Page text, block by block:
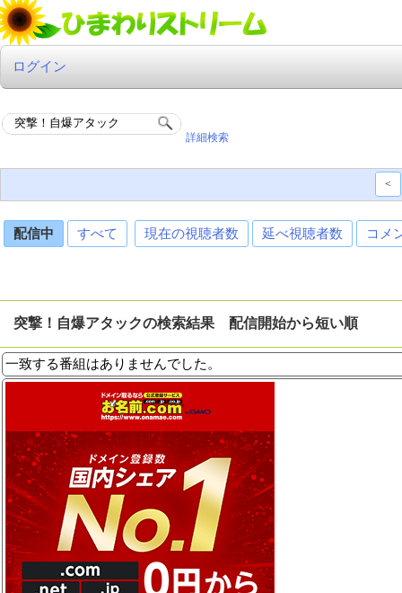
ログイン
詳細検索
<
配信中 すべて 現在の視聴者数 延べ視聴者数 コメ
突撃！自爆アタックの検索結果 配信開始から短い順
一致する番組はありませんでした。